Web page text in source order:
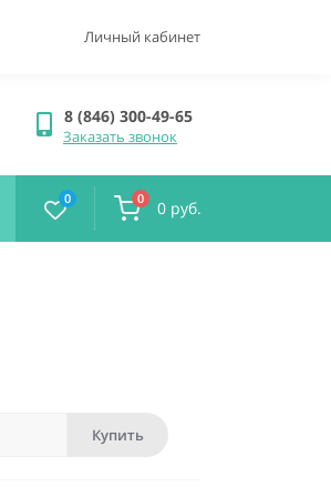
Личный кабинет
8 (846) 300-49-65
Заказать звонок
0 0 0 руб.
Купить